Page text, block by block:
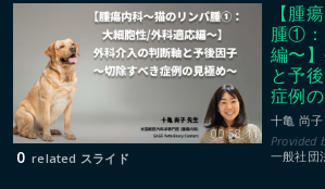
00:58:11
【腫
腫①：
編〜
と予
症例
十亀 尚子
一般社団
0 related スライド